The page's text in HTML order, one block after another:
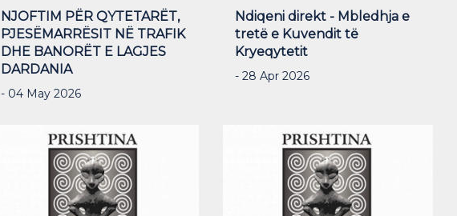
NJOFTIM PËR QYTETARËT,
PJESËMARRËSIT NË TRAFIK
DHE BANORËT E LAGJES
DARDANIA
- 04 May 2026
Ndiqeni direkt - Mbledhja e
tretë e Kuvendit të
Kryeqytetit
- 28 Apr 2026